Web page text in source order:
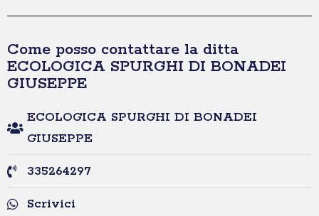
Come posso contattare la ditta
ECOLOGICA SPURGHI DI BONADEI
GIUSEPPE
ECOLOGICA SPURGHI DI BONADEI
GIUSEPPE
335264297
Scrivici